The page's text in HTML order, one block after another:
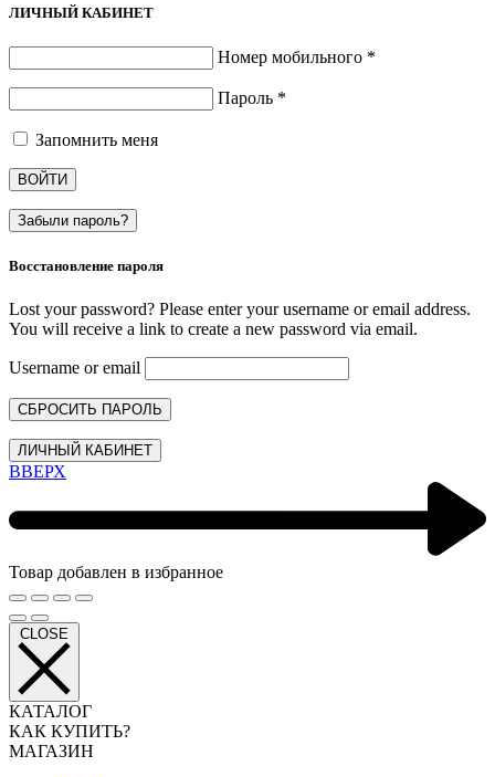
ЛИЧНЫЙ КАБИНЕТ
Номер мобильного *
Пароль *
Запомнить меня
ВОЙТИ
Забыли пароль?
Восстановление пароля
Lost your password? Please enter your username or email address.
You will receive a link to create a new password via email.
Username or email
СБРОСИТЬ ПАРОЛЬ
ЛИЧНЫЙ КАБИНЕТ
ВВЕРХ
Товар добавлен в избранное
CLOSE
КАТАЛОГ
КАК КУПИТЬ?
МАГАЗИН